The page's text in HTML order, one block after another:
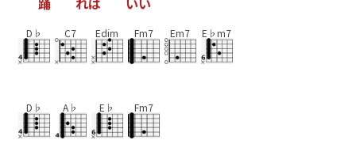
D♭ C7 Edim Fm7 Em7 E♭m7
D♭ A♭ E♭ Fm7